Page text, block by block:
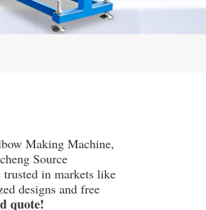
Making Machine,
Source
trusted in markets like
designs and free
quote!